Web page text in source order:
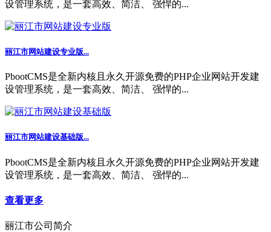
设管理系统，是一套高效、简洁、 强悍的...
丽江市网站建设专业版...
PbootCMS是全新内核且永久开源免费的PHP企业网站开发建
设管理系统，是一套高效、简洁、 强悍的...
丽江市网站建设基础版...
PbootCMS是全新内核且永久开源免费的PHP企业网站开发建
设管理系统，是一套高效、简洁、 强悍的...
查看更多
丽江市公司简介